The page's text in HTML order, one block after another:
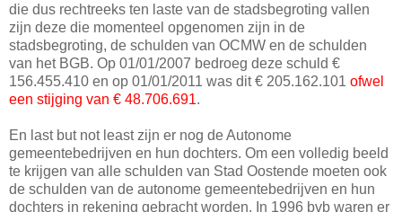
die dus rechtreeks ten laste van de stadsbegroting vallen
zijn deze die momenteel opgenomen zijn in de
stadsbegroting, de schulden van OCMW en de schulden
van het BGB. Op 01/01/2007 bedroeg deze schuld €
156.455.410 en op 01/01/2011 was dit € 205.162.101 ofwel
een stijging van € 48.706.691.
En last but not least zijn er nog de Autonome
gemeentebedrijven en hun dochters. Om een volledig beeld
te krijgen van alle schulden van Stad Oostende moeten ook
de schulden van de autonome gemeentebedrijven en hun
dochters in rekening gebracht worden. In 1996 bvb waren er